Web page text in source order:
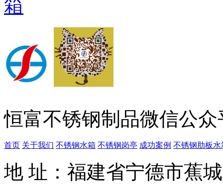
箱
恒富不锈钢制品微信公众
首页 关于我们 不锈钢水箱 不锈钢岗亭 成功案例 不锈钢肋板水
地 址：福建省宁德市蕉